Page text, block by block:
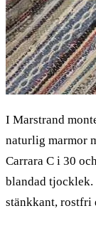
I Marstrand
naturlig marmor
Carrara C i 30
blandad tjocklek.
stänkkant, rostfri